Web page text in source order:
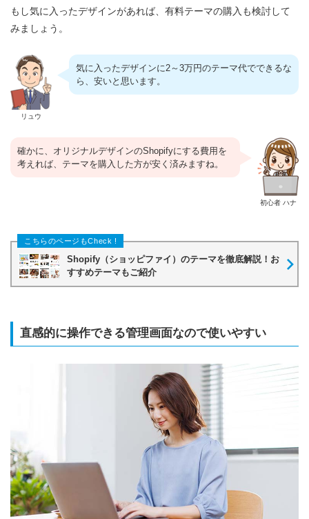
もし気に入ったデザインがあれば、有料テーマの購入も検討して
みましょう。
リュウ
気に入ったデザインに2～3万円のテーマ代でできるな
ら、安いと思います。
初心者 ハナ
確かに、オリジナルデザインのShopifyにする費用を
考えれば、テーマを購入した方が安く済みますね。
Shopify（ショッピファイ）のテーマを徹底解説！お
すすめテーマもご紹介
直感的に操作できる管理画面なので使いやすい